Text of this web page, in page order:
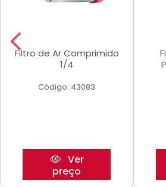
Filtro de Ar Comprimido
1/4
Código: 43083
Ver
preço